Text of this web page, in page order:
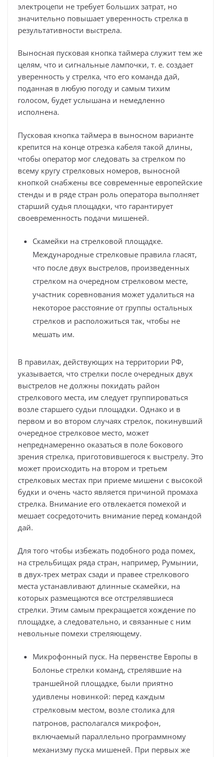
электроцепи не требует больших затрат, но
значительно повышает уверенность стрелка в
результативности выстрела.
Выносная пусковая кнопка таймера служит тем же
целям, что и сигнальные лампочки, т. е. создает
уверенность у стрелка, что его команда дай,
поданная в любую погоду и самым тихим
голосом, будет услышана и немедленно
исполнена.
Пусковая кнопка таймера в выносном варианте
крепится на конце отрезка кабеля такой длины,
чтобы оператор мог следовать за стрелком по
всему кругу стрелковых номеров, выносной
кнопкой снабжены все современные европейские
стенды и в ряде стран роль оператора выполняет
старший судья площадки, что гарантирует
своевременность подачи мишеней.
Скамейки на стрелковой площадке.
Международные стрелковые правила гласят,
что после двух выстрелов, произведенных
стрелком на очередном стрелковом месте,
участник соревнования может удалиться на
некоторое расстояние от группы остальных
стрелков и расположиться так, чтобы не
мешать им.
В правилах, действующих на территории РФ,
указывается, что стрелки после очередных двух
выстрелов не должны покидать район
стрелкового места, им следует группироваться
возле старшего судьи площадки. Однако и в
первом и во втором случаях стрелок, покинувший
очередное стрелковое место, может
непреднамеренно оказаться в поле бокового
зрения стрелка, приготовившегося к выстрелу. Это
может происходить на втором и третьем
стрелковых местах при приеме мишени с высокой
будки и очень часто является причиной промаха
стрелка. Внимание его отвлекается помехой и
мешает сосредоточить внимание перед командой
дай.
Для того чтобы избежать подобного рода помех,
на стрельбищах ряда стран, например, Румынии,
в двух-трех метрах сзади и правее стрелкового
места устанавливают длинные скамейки, на
которых размещаются все отстрелявшиеся
стрелки. Этим самым прекращается хождение по
площадке, а следовательно, и связанные с ним
невольные помехи стреляющему.
Микрофонный пуск. На первенстве Европы в
Болонье стрелки команд, стрелявшие на
траншейной площадке, были приятно
удивлены новинкой: перед каждым
стрелковым местом, возле столика для
патронов, располагался микрофон,
включаемый параллельно программному
механизму пуска мишеней. При первых же